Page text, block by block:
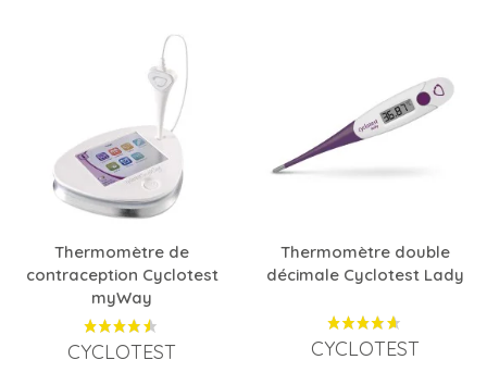
Thermomètre de
contraception Cyclotest
myWay
CYCLOTEST
Thermomètre double
décimale Cyclotest Lady
CYCLOTEST